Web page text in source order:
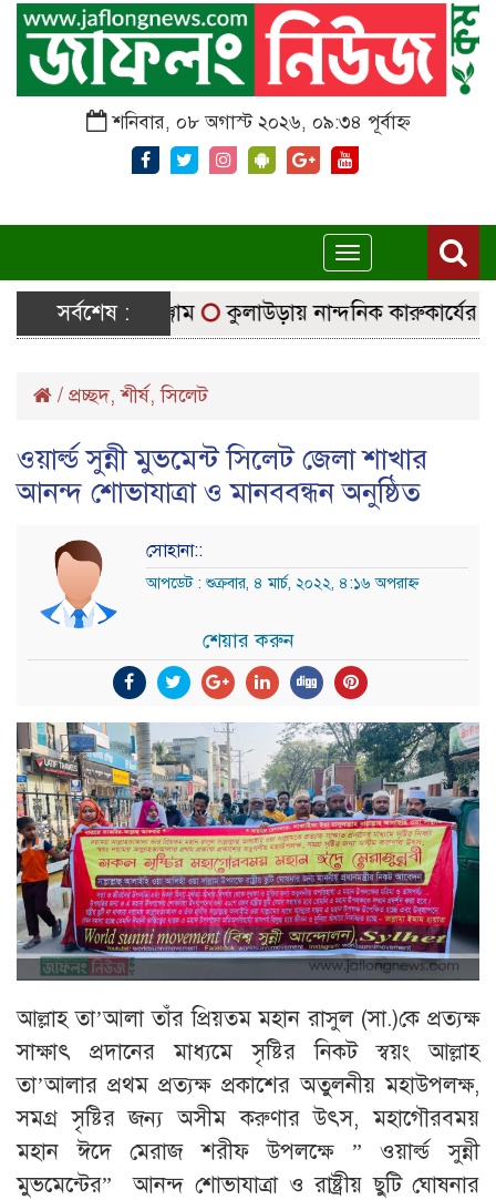
শনিবার, ০৮ অগাস্ট ২০২৬, ০৯:৩৪ পূর্বাহ্ন
Toggle
navigation
সর্বশেষ :
সরঞ্জাম কুলাউড়ায় নান্দনিক কারুকার্যের শিব
/ প্রচ্ছদ,শীর্ষ,সিলেট
ওয়ার্ল্ড সুন্নী মুভমেন্ট সিলেট জেলা শাখার
আনন্দ শোভাযাত্রা ও মানববন্ধন অনুষ্ঠিত
সোহানা::
আপডেট : শুক্রবার, ৪ মার্চ, ২০২২, ৪:১৬ অপরাহ্ন
শেয়ার করুন
আল্লাহ তা’আলা তাঁর প্রিয়তম মহান রাসুল (সা.)কে প্রত্যক্ষ
সাক্ষাৎ প্রদানের মাধ্যমে সৃষ্টির নিকট স্বয়ং আল্লাহ
তা’আলার প্রথম প্রত্যক্ষ প্রকাশের অতুলনীয় মহাউপলক্ষ,
সমগ্র সৃষ্টির জন্য অসীম করুণার উৎস, মহাগৌরবময়
মহান ঈদে মেরাজ শরীফ উপলক্ষে ” ওয়ার্ল্ড সুন্নী
মুভমেন্টের” আনন্দ শোভাযাত্রা ও রাষ্ট্রীয় ছুটি ঘোষনার